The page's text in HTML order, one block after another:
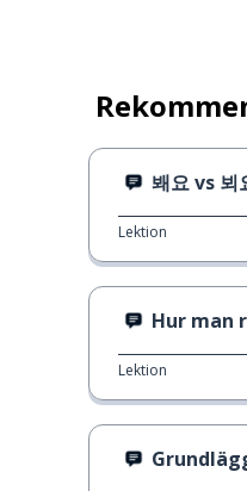
봬요 vs 뵈
Lektion
Hur man
Lektion